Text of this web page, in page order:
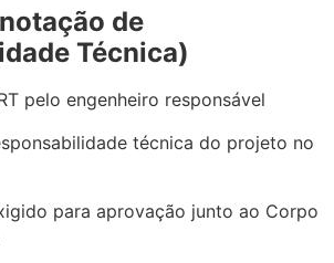
de
Técnica)
pelo engenheiro responsável
técnica do projeto no
para aprovação junto ao Corpo